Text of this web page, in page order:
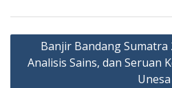
Navigasi
pos
Banjir Bandang Sumatra
Analisis Sains, dan Seruan
Unesa